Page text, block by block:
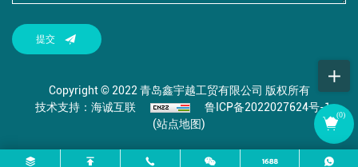
(0)
提交
Copyright © 2022 青岛鑫宇越工贸有限公司 版权所有
技术支持：海诚互联
鲁ICP备2022027624号-1
(站点地图)